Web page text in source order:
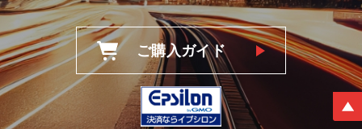
ご購入ガイド